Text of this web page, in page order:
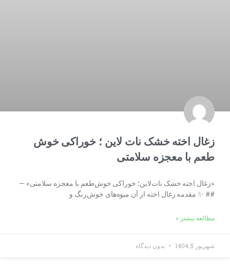
زغال اخته خشک نات لاین ؛ خوراکی خوش
طعم با معجزه سلامتی
«زغال اخته خشک نات‌لاین؛ خوراکی خوش‌طعم با معجزه سلامتی» —
## ✨ مقدمه زغال اخته از آن میوه‌های خوش‌رنگ و
مطالعه بیشتر »
شهریور 5, 1404 بدون دیدگاه